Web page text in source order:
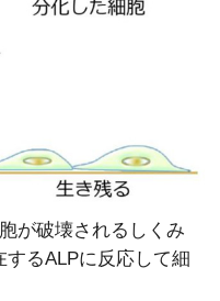
が破壊されるしくみ
するALPに反応して細